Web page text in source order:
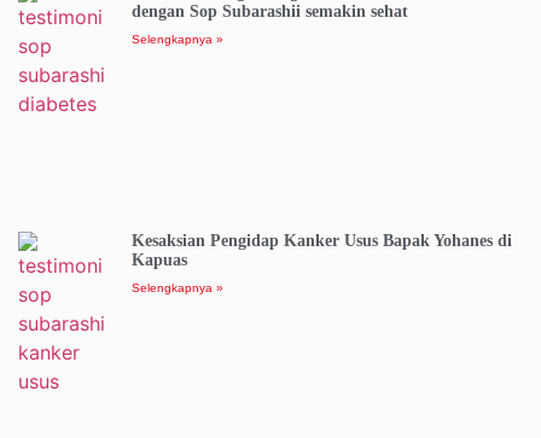
dengan Sop Subarashii semakin sehat
Selengkapnya »
Kesaksian Pengidap Kanker Usus Bapak Yohanes di
Kapuas
Selengkapnya »